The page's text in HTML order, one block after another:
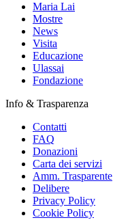
Maria Lai
Mostre
News
Visita
Educazione
Ulassai
Fondazione
Info & Trasparenza
Contatti
FAQ
Donazioni
Carta dei servizi
Amm. Trasparente
Delibere
Privacy Policy
Cookie Policy